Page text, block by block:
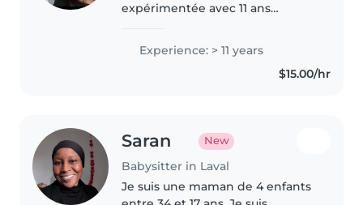
expérimentée avec 11 ans
groupes d'âges, des bébés aux
adolescents. Je suis calme,
patiente et responsable. J'ai une..
Experience: > 11 years
$15.00/hr
Saran New
Babysitter in Laval
Je suis une maman de 4 enfants